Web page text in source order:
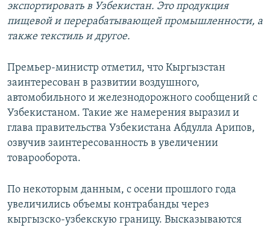
экспортировать в Узбекистан. Это продукция
пищевой и перерабатывающей промышленности, а
также текстиль и другое.
Премьер-министр отметил, что Кыргызстан
заинтересован в развитии воздушного,
автомобильного и железнодорожного сообщений с
Узбекистаном. Такие же намерения выразил и
глава правительства Узбекистана Абдулла Арипов,
озвучив заинтересованность в увеличении
товарооборота.
По некоторым данным, с осени прошлого года
увеличились объемы контрабанды через
кыргызско-узбекскую границу. Высказываются